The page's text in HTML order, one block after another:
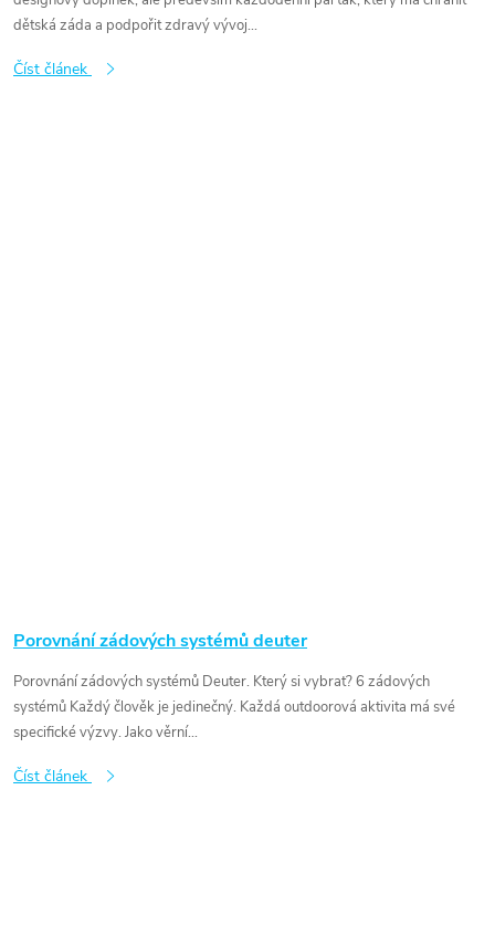
dětská záda a podpořit zdravý vývoj...
Číst článek
Porovnání zádových systémů deuter
Porovnání zádových systémů Deuter. Který si vybrat? 6 zádových
systémů Každý člověk je jedinečný. Každá outdoorová aktivita má své
specifické výzvy. Jako věrní...
Číst článek